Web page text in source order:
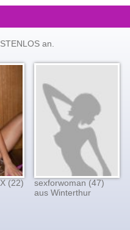
an.
(22)
sexforwoman (47)
aus Winterthur